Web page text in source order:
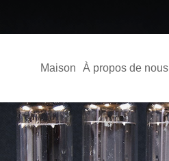
Maison À propos de nous